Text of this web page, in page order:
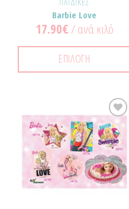
Barbie Love
17.90€ / ανά κιλό
ΕΠΙΛΟΓΉ
Προσθήκη
στα
Αγαπημένα!